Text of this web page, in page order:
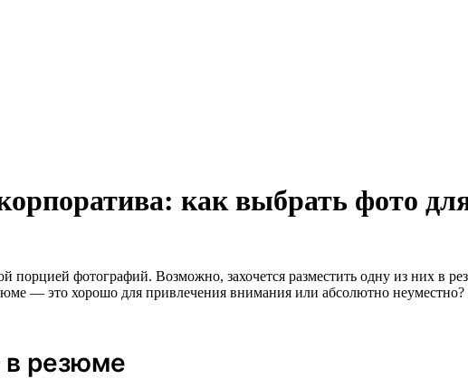
как выбрать фото
порцией фотографий. Возможно, захочется разместить одну из них
— это хорошо для привлечения внимания или абсолютно
резюме